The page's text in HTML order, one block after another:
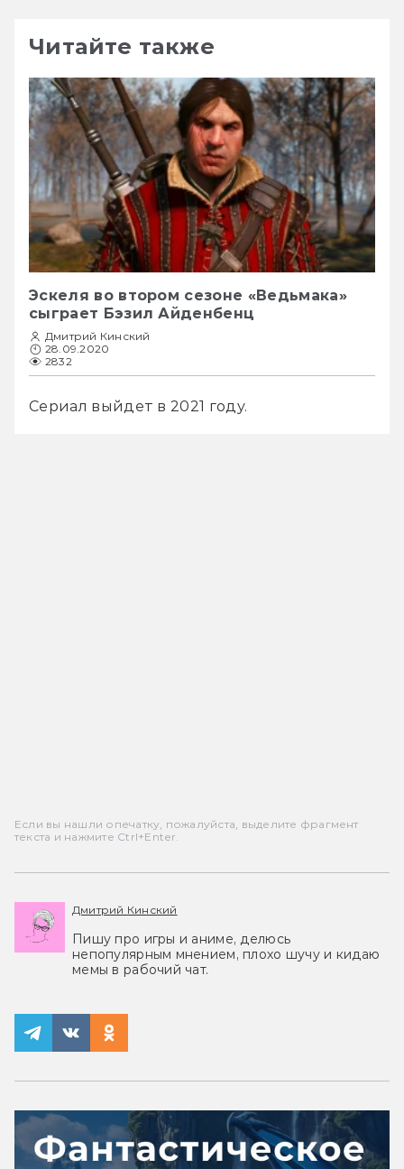
Читайте также
Эскеля во втором сезоне «Ведьмака»
сыграет Бэзил Айденбенц
Дмитрий Кинский
28.09.2020
2832
Сериал выйдет в 2021 году.
Если вы нашли опечатку, пожалуйста, выделите фрагмент
текста и нажмите Ctrl+Enter.
Дмитрий Кинский
Пишу про игры и аниме, делюсь
непопулярным мнением, плохо шучу и кидаю
мемы в рабочий чат.